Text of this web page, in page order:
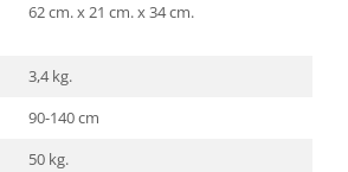
inch (2-4
62 cm. x 21 cm. x 34 cm.
3,4 kg.
90-140 cm
50 kg.